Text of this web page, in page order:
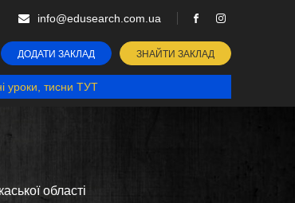
info@edusearch.com.ua
ДОДАТИ ЗАКЛАД ЗНАЙТИ ЗАКЛАД
уроки, тисни ТУТ
області